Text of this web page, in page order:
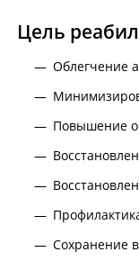
Цель
Облегчение
Повышение
Сохранение